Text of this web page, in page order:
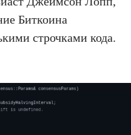
Биткоина
строчками кода.